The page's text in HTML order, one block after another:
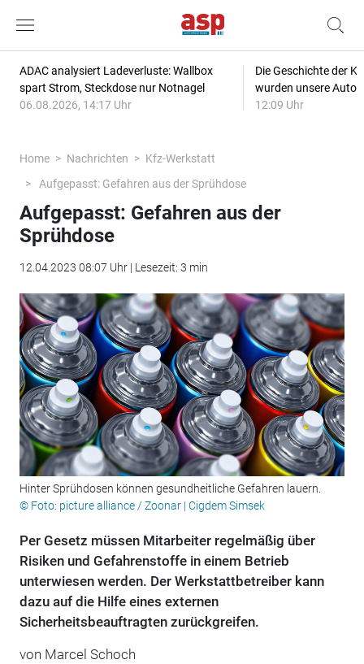
ADAC analysiert Ladeverluste: Wallbox
spart Strom, Steckdose nur Notnagel
06.08.2026, 14:17 Uhr
Die Geschichte der
wurden unsere
12:09 Uhr
Home Nachrichten
Kfz-Werkstatt
Aufgepasst: Gefahren aus der Sprühdose
Aufgepasst: Gefahren aus der
Sprühdose
12.04.2023 08:07 Uhr | Lesezeit: 3 min
Hinter Sprühdosen können gesundheitliche Gefahren lauern.
© Foto: picture alliance / Zoonar | Cigdem Simsek
Per Gesetz müssen Mitarbeiter regelmäßig über
Risiken und Gefahrenstoffe in einem Betrieb
unterwiesen werden. Der Werkstattbetreiber kann
dazu auf die Hilfe eines externen
Sicherheitsbeauftragten zurückgreifen.
von Marcel Schoch